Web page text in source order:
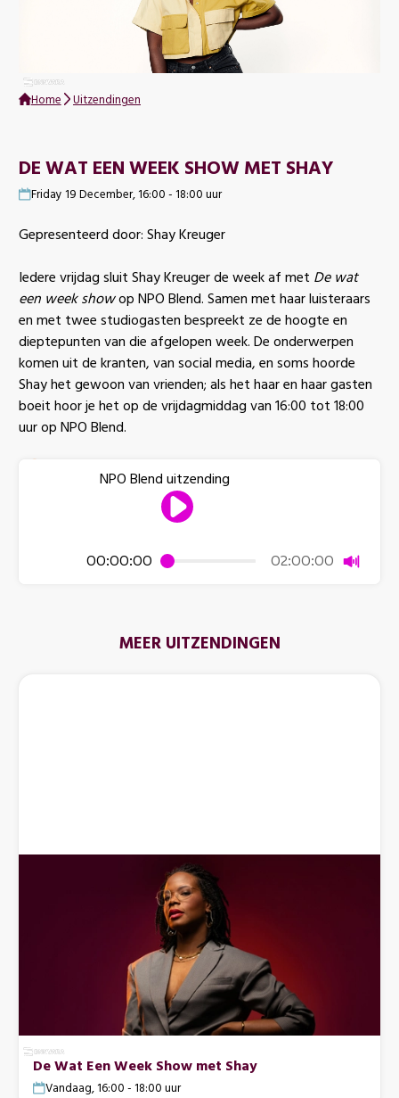
Home Uitzendingen
DE WAT EEN WEEK SHOW MET SHAY
Friday 19 December, 16:00 - 18:00 uur
Gepresenteerd door: Shay Kreuger
Iedere vrijdag sluit Shay Kreuger de week af met De wat
een week showop NPO Blend. Samen met haar luisteraars
en met twee studiogasten bespreekt ze de hoogte en
dieptepunten van die afgelopen week. De onderwerpen
komen uit de kranten, van social media, en soms hoorde
Shay het gewoon van vrienden; als het haar en haar gasten
boeit hoor je het op de vrijdagmiddag van 16:00 tot 18:00
uur op NPO Blend.
00:00:00 02:00:00 Dempen
NPO Blend uitzending
MEER UITZENDINGEN
De Wat Een Week Show met Shay
Vandaag, 16:00 - 18:00 uur